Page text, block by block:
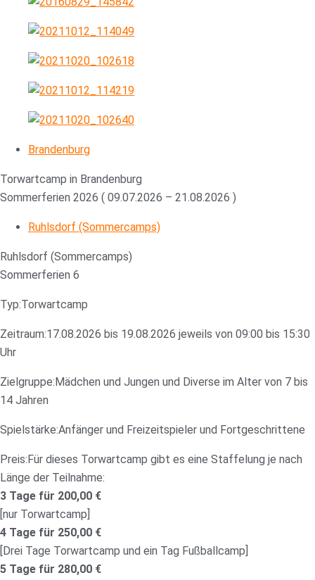
Brandenburg
Torwartcamp in Brandenburg
Sommerferien 2026 ( 09.07.2026 – 21.08.2026 )
Ruhlsdorf (Sommercamps)
Ruhlsdorf (Sommercamps)
Sommerferien 6
Typ:Torwartcamp
Zeitraum:17.08.2026 bis 19.08.2026 jeweils von 09:00 bis 15:30
Uhr
Zielgruppe: Mädchen und Jungen und Diverse im Alter von 7 bis
14 Jahren
Spielstärke:Anfänger und Freizeitspieler und Fortgeschrittene
Preis: Für dieses Torwartcamp gibt es eine Staffelung je nach
Länge der Teilnahme:
3 Tage für 200,00 €
[nur Torwartcamp]
4 Tage für 250,00 €
[Drei Tage Torwartcamp und ein Tag Fußballcamp]
5 Tage für 280,00 €